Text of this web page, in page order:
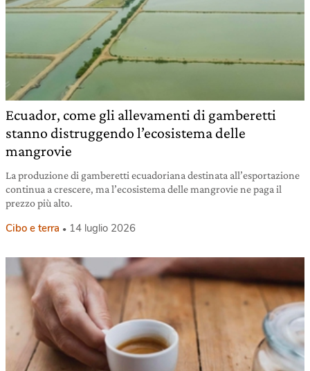
Ecuador, come gli allevamenti di gamberetti
stanno distruggendo l’ecosistema delle
mangrovie
La produzione di gamberetti ecuadoriana destinata all’esportazione
continua a crescere, ma l’ecosistema delle mangrovie ne paga il
prezzo più alto.
Cibo e terra 14 luglio 2026